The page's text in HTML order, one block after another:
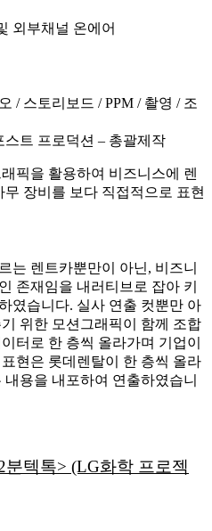
외부채널 온에어
/ 스토리보드 / PPM / 촬영 / 조
스트 프로덕션 – 총괄제작
픽을 활용하여 비즈니스에 렌
장비를 보다 직접적으로 표현
는 렌트카뿐만이 아닌, 비즈니
존재임을 내러티브로 잡아 키
였습니다. 실사 연출 컷뿐만 아
위한 모션그래픽이 함께 조합
터로 한 층씩 올라가며 기업이
현은 롯데렌탈이 한 층씩 올라
용을 내포하여 연출하였습니
텍톡> (LG화학 프로젝